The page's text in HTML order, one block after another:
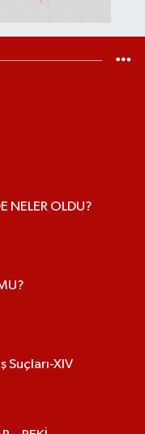
NELER OLDU?
Suçları-XIV